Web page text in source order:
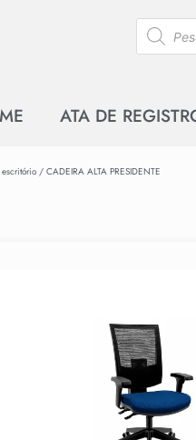
ATA DE
/ CADEIRA ALTA PRESIDENTE